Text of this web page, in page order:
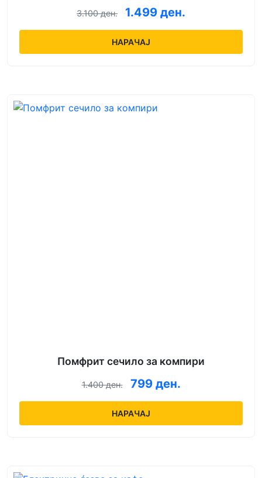
3.100 ден. 1.499 ден.
НАРАЧАЈ
Помфрит сечило за компири
1.400 ден. 799 ден.
НАРАЧАЈ